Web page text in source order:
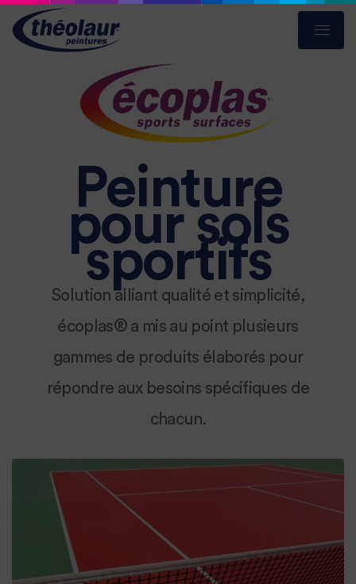
Peinture
pour sols
sportifs
Solution alliant qualité et simplicité,
écoplas® a mis au point plusieurs
gammes de produits élaborés pour
répondre aux besoins spécifiques de
chacun.